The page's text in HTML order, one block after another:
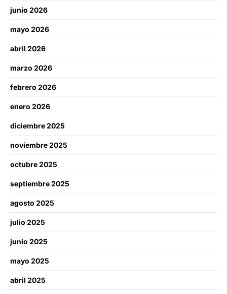
junio 2026
mayo 2026
abril 2026
marzo 2026
febrero 2026
enero 2026
diciembre 2025
noviembre 2025
octubre 2025
septiembre 2025
agosto 2025
julio 2025
junio 2025
mayo 2025
abril 2025